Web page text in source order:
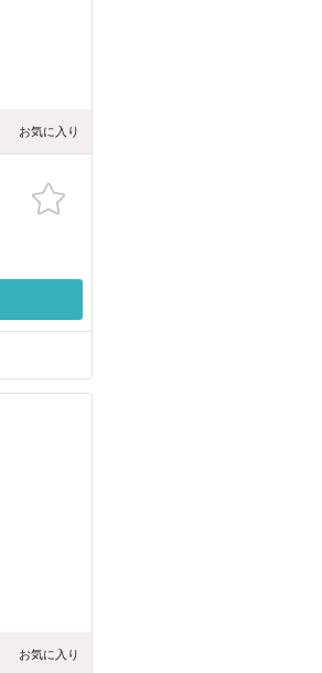
お気に入り
お気に入り